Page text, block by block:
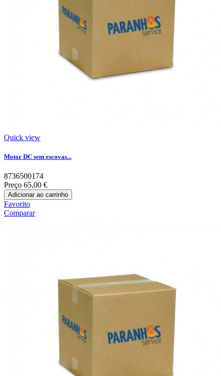
Quick view
Motor DC sem escovas...
8736500174
Preço 65,00 €
Adicionar ao carrinho
Favorito
Comparar